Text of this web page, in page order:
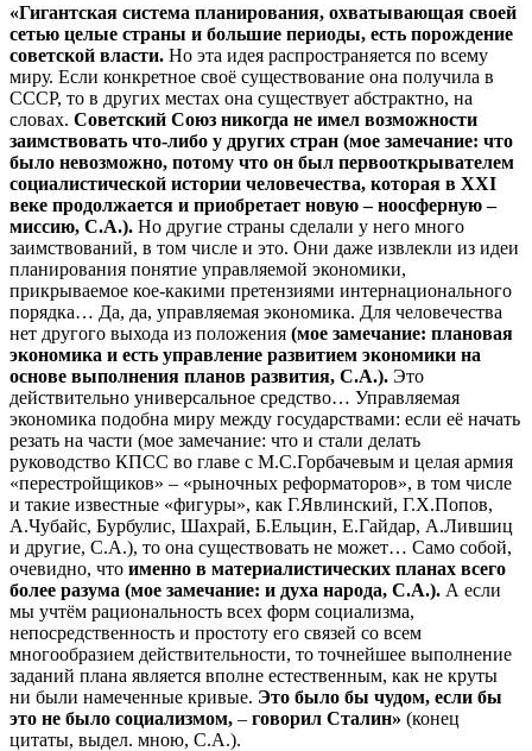
«Гигантская система планирования, охватывающая своей
сетью целые страны и большие периоды, есть порождение
советской власти. Но эта идея распространяется по всему
миру. Если конкретное своё существование она получила в
СССР, то в других местах она существует абстрактно, на
словах. Советский Союз никогда не имел возможности
заимствовать что-либо у других стран (мое замечание: что
было невозможно, потому что он был первооткрывателем
социалистической истории человечества, которая в XXI
веке продолжается и приобретает новую – ноосферную –
миссию, С.А.). Но другие страны сделали у него много
заимствований, в том числе и это. Они даже извлекли из идеи
планирования понятие управляемой экономики,
прикрываемое кое-какими претензиями интернационального
порядка… Да, да, управляемая экономика. Для человечества
нет другого выхода из положения (мое замечание: плановая
экономика и есть управление развитием экономики на
основе выполнения планов развития, С.А.). Это
действительно универсальное средство… Управляемая
экономика подобна миру между государствами: если её начать
резать на части (мое замечание: что и стали делать
руководство КПСС во главе с М.С.Горбачевым и целая армия
«перестройщиков» – «рыночных реформаторов», в том числе
и такие известные «фигуры», как Г.Явлинский, Г.Х.Попов,
А.Чубайс, Бурбулис, Шахрай, Б.Ельцин, Е.Гайдар, А.Лившиц
и другие, С.А.), то она существовать не может… Само собой,
очевидно, что именно в материалистических планах всего
более разума (мое замечание: и духа народа, С.А.). А если
мы учтём рациональность всех форм социализма,
непосредственность и простоту его связей со всем
многообразием действительности, то точнейшее выполнение
заданий плана является вполне естественным, как не круты
ни были намеченные кривые. Это было бы чудом, если бы
это не было социализмом, – говорил Сталин» (конец
цитаты, выдел. мною, С.А.).